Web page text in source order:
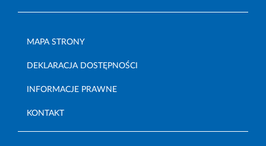
MAPA STRONY
DEKLARACJA DOSTĘPNOŚCI
INFORMACJE PRAWNE
KONTAKT